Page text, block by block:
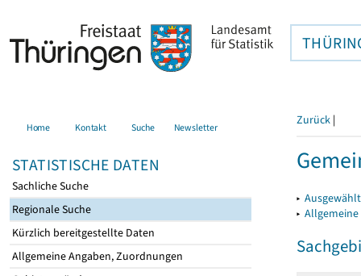
Home Kontakt Suche Newsletter
STATISTISCHE DATEN
Sachliche Suche
Regionale Suche
Kürzlich bereitgestellte Daten
Allgemeine Angaben, Zuordnungen
Zurück |
▸
▸